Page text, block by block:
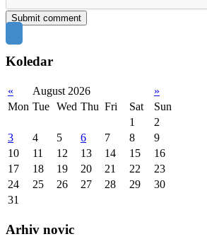
Koledar
« August 2026
»
Mon Tue Wed Thu Fri Sat
Sun
1
2
3
4 5 6 7 8
9
10
11 12 13 14 15
16
17
18 19 20 21 22
23
24
25 26 27 28 29
30
31
Arhiv novic